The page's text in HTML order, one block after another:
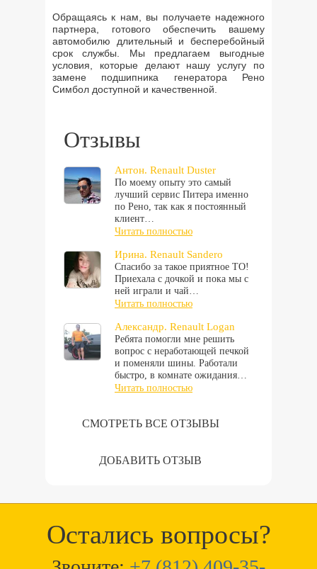
Обращаясь к нам, вы получаете надежного
партнера, готового обеспечить вашему
автомобилю длительный и бесперебойный
срок службы. Мы предлагаем выгодные
условия, которые делают нашу услугу по
замене подшипника генератора Рено
Симбол доступной и качественной.
Отзывы
Антон. Renault Duster
По моему опыту это самый
лучший сервис Питера именно
по Рено, так как я постоянный
клиент…
Читать полностью
Ирина. Renault Sandero
Спасибо за такое приятное ТО!
Приехала с дочкой и пока мы с
ней играли и чай…
Читать полностью
Александр. Renault Logan
Ребята помогли мне решить
вопрос с неработающей печкой
и поменяли шины. Работали
быстро, в комнате ожидания…
Читать полностью
СМОТРЕТЬ ВСЕ ОТЗЫВЫ
ДОБАВИТЬ ОТЗЫВ
Остались вопросы?